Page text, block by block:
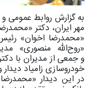
به گزارش روابط عمومی
مهر ایران، دکتر
«محمدرضا اخوان» رئیس
«روح‌الله منصوری»
و جمعی از مدیران با
خودروسازی زامیاد
در این دیدار